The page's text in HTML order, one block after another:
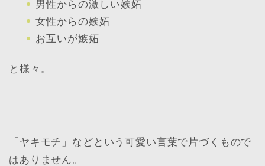
男性からの激しい嫉妬
女性からの嫉妬
お互いが嫉妬
と様々。
「ヤキモチ」などという可愛い言葉で片づくもので
はありません。